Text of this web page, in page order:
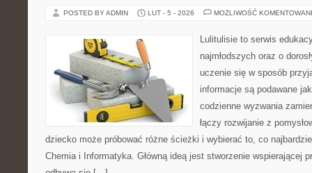
POSTED BY ADMIN LUT - 5 - 2026 MOŻLIWOŚĆ
Lulitulisie to serwis
najmłodszych oraz o
uczenie się w sposób
informacje są podawane
codzienne wyzwania
łączy rozwijanie z
dziecko może próbować różne ścieżki i wybierać to, co
Chemia i Informatyka. Główną ideą jest stworzenie wspierającej